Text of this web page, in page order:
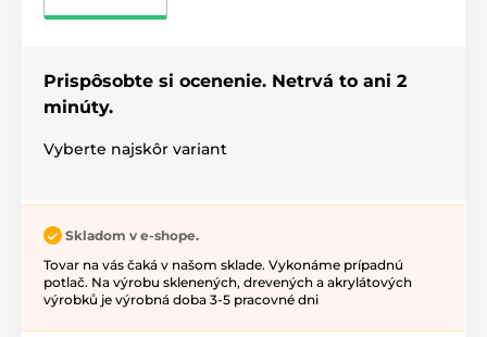
Prispôsobte si ocenenie. Netrvá to ani 2
minúty.
Vyberte najskôr variant
Skladom v e-shope.
Tovar na vás čaká v našom sklade. Vykonáme prípadnú
potlač. Na výrobu sklenených, drevených a akrylátových
výrobků je výrobná doba 3-5 pracovné dni